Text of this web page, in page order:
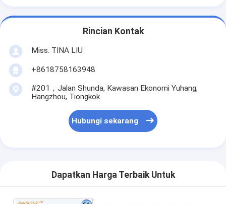
Rincian Kontak
Miss. TINA LIU
+8618758163948
#201，Jalan Shunda, Kawasan Ekonomi Yuhang,
Hangzhou, Tiongkok
Hubungi sekarang
Dapatkan Harga Terbaik Untuk